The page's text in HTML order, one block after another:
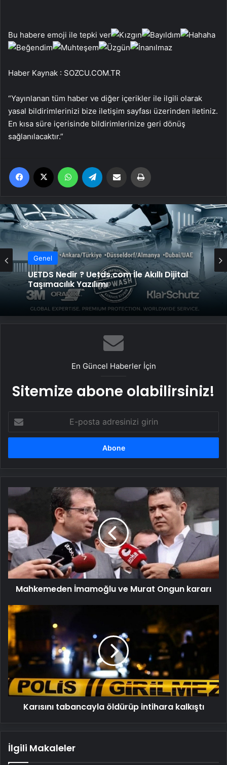
Bu habere emoji ile tepki ver
Haber Kaynak : SOZCU.COM.TR
“Yayınlanan tüm haber ve diğer içerikler ile ilgili olarak
yasal bildirimlerinizi bize iletişim sayfası üzerinden iletiniz.
En kısa süre içerisinde bildirimlerinize geri dönüş
sağlanılacaktır.”
Facebook WhatsApp Email'den paylaş
Genel
UETDS Nedir ? Uetds.com İle Akıllı Dijital
Taşımacılık Yazılımı
En Güncel Haberler İçin
Sitemize abone olabilirsiniz!
posta
adresinizi
Mahkemeden
ve
Murat
Ongun
kararı
Mahkemeden İmamoğlu ve Murat Ongun kararı
Karısını
tabancayla
öldürüp
intihara
kalkıştı
Karısını tabancayla öldürüp intihara kalkıştı
İlgili Makaleler